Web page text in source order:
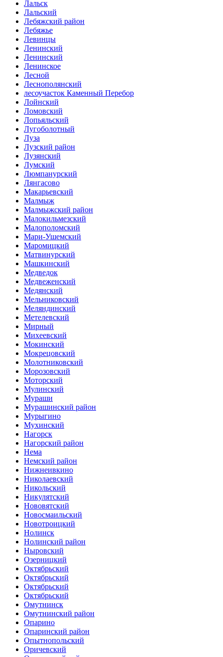
Лальск
Лальский
Лебяжский район
Лебяжье
Левинцы
Ленинский
Ленинский
Ленинское
Лесной
Леснополянский
лесоучасток Каменный Перебор
Лойнский
Ломовский
Лопьяльский
Лугоболотный
Луза
Лузский район
Лузянский
Лумский
Люмпанурский
Лянгасово
Макарьевский
Малмыж
Малмыжский район
Малокильмезский
Малополомский
Мари-Ушемский
Маромицкий
Матвинурский
Машкинский
Медведок
Медвеженский
Медянский
Мельниковский
Меляндинский
Метелевский
Мирный
Михеевский
Мокинский
Мокрецовский
Молотниковский
Морозовский
Моторский
Мулинский
Мураши
Мурашинский район
Мурыгино
Мухинский
Нагорск
Нагорский район
Нема
Немский район
Нижнеивкино
Николаевский
Никольский
Никулятский
Нововятский
Новосмаильский
Новотроицкий
Нолинск
Нолинский район
Ныровский
Озерницкий
Октябрьский
Октябрьский
Октябрьский
Октябрьский
Омутнинск
Омутнинский район
Опарино
Опаринский район
Опытнопольский
Оричевский